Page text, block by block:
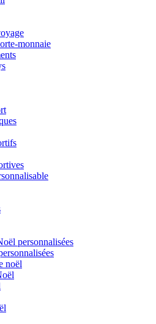
monnaie
personnalisées
noël